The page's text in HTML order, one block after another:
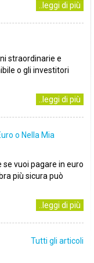
..leggi di più
straordinarie e
o gli investitori
..leggi di più
o Nella Mia
se vuoi pagare in euro
più sicura può
..leggi di più
Tutti gli articoli